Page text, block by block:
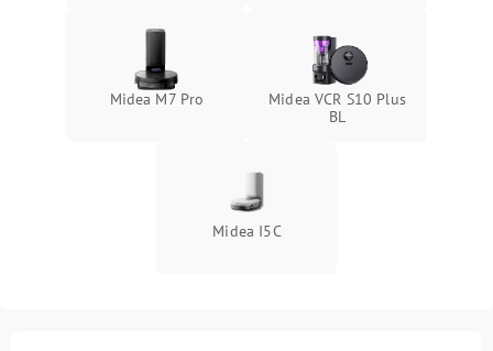
Midea M7 Pro
Midea VCR S10 Plus
BL
Midea I5C